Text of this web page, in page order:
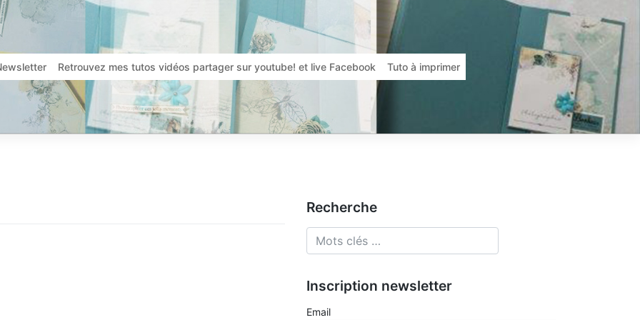
Retrouvez mes tutos vidéos partager sur youtube! et live Facebook Tuto à imprimer
Recherche
Inscription newsletter
Email